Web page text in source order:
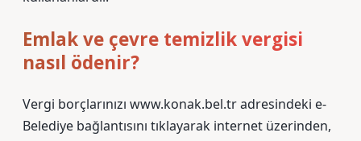
Emlak ve çevre temizlik vergisi
nasıl ödenir?
Vergi borçlarınızı www.konak.bel.tr adresindeki e-
Belediye bağlantısını tıklayarak internet üzerinden,